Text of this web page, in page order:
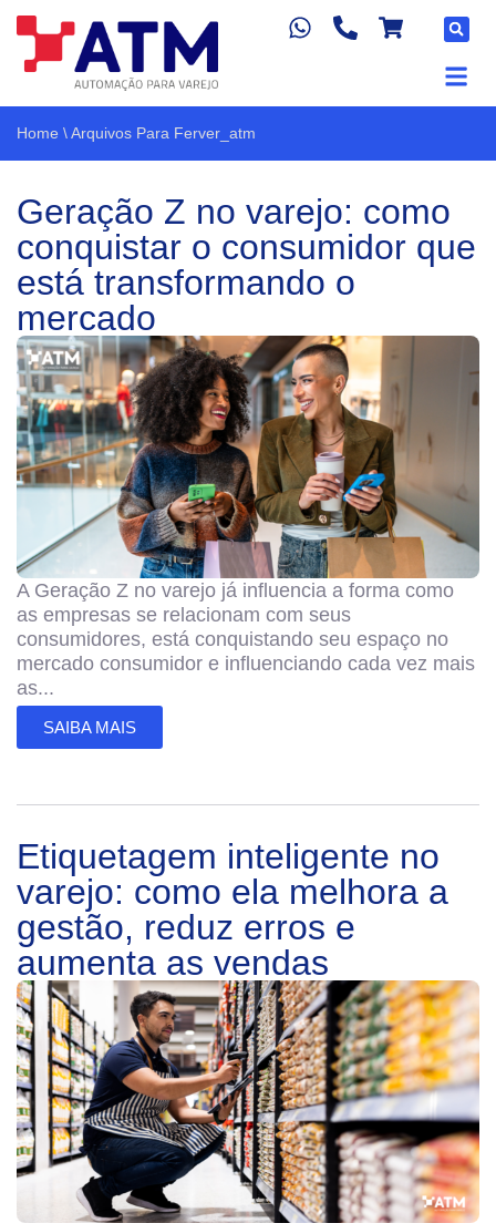
Home \Arquivos Para Ferver_atm
Geração Z no varejo: como
conquistar o consumidor que
está transformando o
mercado
A Geração Z no varejo já influencia a forma como
as empresas se relacionam com seus
consumidores, está conquistando seu espaço no
mercado consumidor e influenciando cada vez mais
as...
SAIBA MAIS
Etiquetagem inteligente no
varejo: como ela melhora a
gestão, reduz erros e
aumenta as vendas